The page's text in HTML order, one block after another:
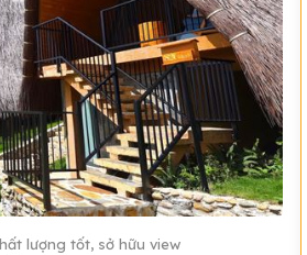
lượng tốt, sở hữu view